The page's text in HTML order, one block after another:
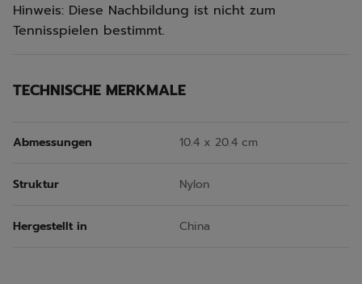
Hinweis: Diese Nachbildung ist nicht zum
Tennisspielen bestimmt.
TECHNISCHE MERKMALE
Abmessungen 10.4 x 20.4 cm
Struktur Nylon
Hergestellt in China